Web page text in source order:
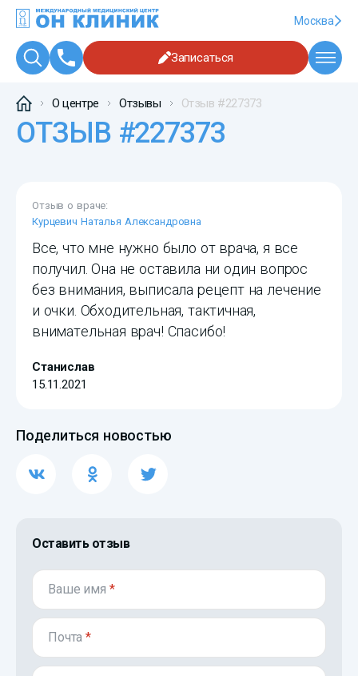
Москва
Записаться
О центре Отзывы Отзыв #227373
ОТЗЫВ #227373
Отзыв о враче:
Курцевич Наталья Александровна
Все, что мне нужно было от врача, я все
получил. Она не оставила ни один вопрос
без внимания, выписала рецепт на лечение
и очки. Обходительная, тактичная,
внимательная врач! Спасибо!
Станислав
15.11.2021
Поделиться новостью
Оставить отзыв
Ваше имя *
Почта*